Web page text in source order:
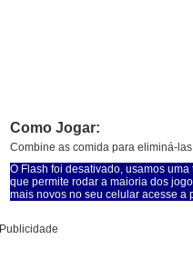
Como Jogar:
Combine as comida para eliminá-
O Flash foi desativado, usamos
que permite rodar a maioria dos
mais novos no seu celular acesse a
Publicidade